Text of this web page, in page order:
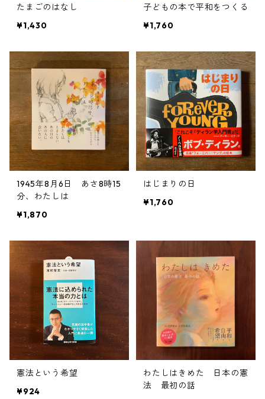
たまごのはなし
¥1,430
子どもの本で平和をつくる
¥1,760
1945年8月6日 あさ8時15
分、わたしは
¥1,870
はじまりの日
¥1,760
憲法という希望
¥924
わたしはきめた 日本の憲
法 最初の話